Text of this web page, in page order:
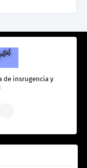
de insrugencia y